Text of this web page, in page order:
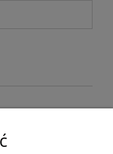
Szczególnie